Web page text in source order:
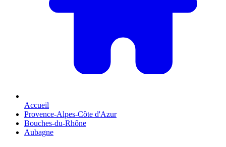
Accueil
Provence-Alpes-Côte d'Azur
Bouches-du-Rhône
Aubagne